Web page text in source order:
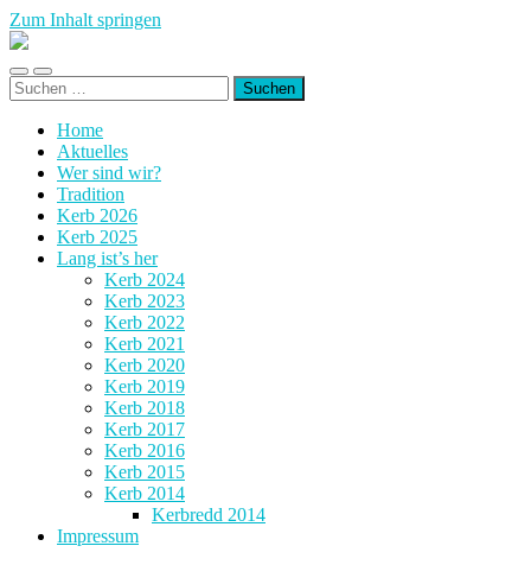
Zum Inhalt springen
Kerb
Hahn
Mobile-
Menü
Suchfeld
ein-/ausblenden
Suchen
nach:
Home
Aktuelles
Wer sind wir?
Tradition
Kerb 2026
Kerb 2025
Lang ist’s her
Kerb 2024
Kerb 2023
Kerb 2022
Kerb 2021
Kerb 2020
Kerb 2019
Kerb 2018
Kerb 2017
Kerb 2016
Kerb 2015
Kerb 2014
Kerbredd 2014
Impressum